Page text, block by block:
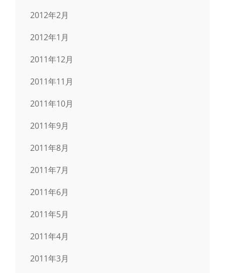
2012年2月
2012年1月
2011年12月
2011年11月
2011年10月
2011年9月
2011年8月
2011年7月
2011年6月
2011年5月
2011年4月
2011年3月